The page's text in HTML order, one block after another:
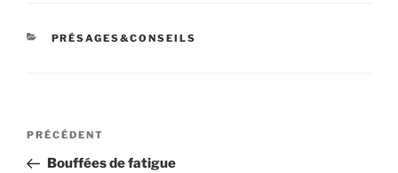
CATÉGORIES
PRÉSAGES&CONSEILS
Navigation
Article
précédent
PRÉCÉDENT
Bouffées de fatigue